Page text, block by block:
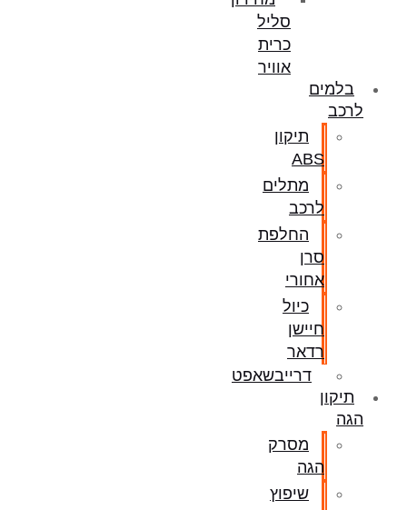
סליל
כרית
אוויר
בלמים
לרכב
תיקון
ABS
מתלים
לרכב
החלפת
סרן
אחורי
כיול
חיישן
רדאר
דרייבשאפט
תיקון
הגה
מסרק
הגה
שיפוץ